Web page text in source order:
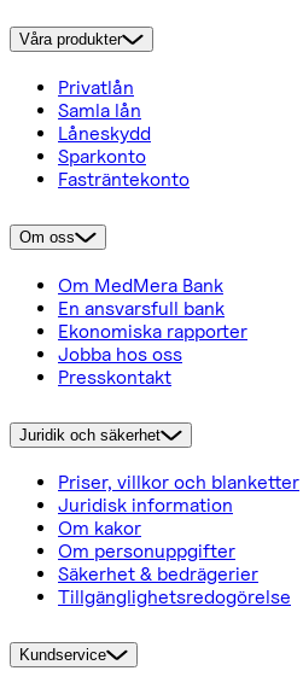
Våra produkter
Privatlån
Samla lån
Låneskydd
Sparkonto
Fasträntekonto
Om oss
Om MedMera Bank
En ansvarsfull bank
Ekonomiska rapporter
Jobba hos oss
Presskontakt
Juridik och säkerhet
Priser, villkor och blanketter
Juridisk information
Om kakor
Om personuppgifter
Säkerhet & bedrägerier
Tillgänglighetsredogörelse
Kundservice